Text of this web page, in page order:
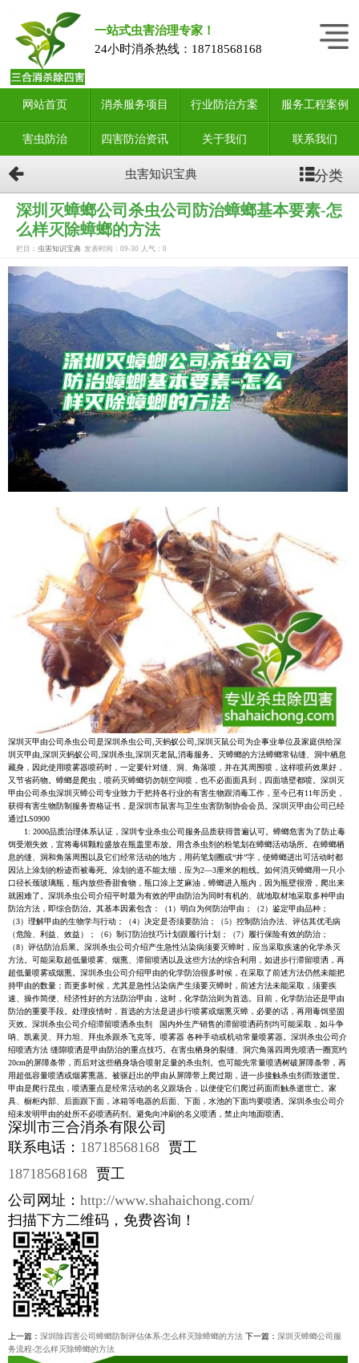
一站式虫害治理专家！
24小时消杀热线： 18718568168
网站首页 消杀服务项目 行业防治方案 服务工程案例
害虫防治 四害防治资讯 关于我们 联系我们
虫害知识宝典 分类
深圳灭蟑螂公司杀虫公司防治蟑螂基本要素-怎
么样灭除蟑螂的方法
栏目： 虫害知识宝典 发表时间：09-30 人气： 0
深圳灭甲由公司杀虫公司是深圳杀虫公司,灭蚂蚁公司,深圳灭鼠公司为企事业单位及家庭供给深
圳灭甲由,深圳灭蚂蚁公司,深圳杀虫,深圳灭老鼠,消毒服务。灭蟑螂的方法蟑螂常钻缝、洞中栖息
藏身，因此使用喷雾器喷药时，一定要针对缝、洞、角落喷，并在其周围喷，这样喷药效果好，
又节省药物。蟑螂是爬虫，喷药灭蟑螂切勿朝空间喷，也不必面面具到，四面墙壁都喷。深圳灭
甲由公司杀虫深圳灭蟑公司专业致力于把持各行业的有害生物跟消毒工作，至今已有11年历史，
获得有害生物防制服务资格证书，是深圳市鼠害与卫生虫害防制协会会员。深圳灭甲由公司已经
通过LS0900
1: 2000品质治理体系认证，深圳专业杀虫公司服务品质获得普遍认可。蟑螂危害为了防止毒
饵受潮失效，宜将毒铒颗粒盛放在瓶盖里布放。用含杀虫剂的粉笔划在蟑螂活动场所。在蟑螂栖
息的缝、洞和角落周围以及它们经常活动的地方，用药笔划圈或“井”字，使蟑螂进出可活动时都
因沾上涂划的粉迹而被毒死。涂划的道不能太细，应为2—3厘米的粗线。如何消灭蟑螂用一只小
口径长颈玻璃瓶，瓶内放些香甜食物，瓶口涂上芝麻油，蟑螂进入瓶内，因为瓶壁很滑，爬出来
就困难了。深圳杀虫公司介绍平时最为有效的甲由防治为同时有机的、就地取材地采取多种甲由
防治方法，即综合防治。其基本因素包含：（1）明白为何防治甲由；（2）鉴定甲由品种；
（3）理解甲由的生物学与行动；（4）决定是否须要防治；（5）控制防治办法、评估其优毛病
（危险、利益、效益）；（6）制订防治技巧计划跟履行计划；（7）履行保险有效的防治；
（8）评估防治后果。深圳杀虫公司介绍产生急性沾染病须要灭蟑时，应当采取疾速的化学杀灭
方法。可能采取超低量喷雾、烟熏、滞留喷洒以及这些方法的综合利用，如进步行滞留喷洒，再
超低量喷雾或烟熏。深圳杀虫公司介绍甲由的化学防治很多时候，在采取了前述方法仍然未能把
持甲由的数量；而更多时候，尤其是急性沾染病产生须要灭蟑时，前述方法未能采取，须要疾
速、操作简便、经济性好的方法防治甲由，这时，化学防治则为首选。目前，化学防治还是甲由
防治的重要手段。处理疫情时，首选的方法是进步行喷雾或烟熏灭蟑，必要的话，再用毒饵坚固
灭效。深圳杀虫公司介绍滞留喷洒杀虫剂 国内外生产销售的滞留喷洒药剂均可能采取，如斗争
呐、凯素灵、拜力坦、拜虫杀跟杀飞克等。喷雾器 各种手动或机动常量喷雾器。深圳杀虫公司介
绍喷洒方法 缝隙喷洒是甲由防治的重点技巧。在害虫栖身的裂缝、洞穴角落四周先喷洒一圈宽约
20cm的屏障条带，而后对这些栖身场合喷射足量的杀虫剂。也可能先常量喷洒树破屏障条带，再
用超低容量喷洒或烟雾熏蒸。被驱赶出的甲由从屏障带上爬过期，进一步接触杀虫剂而致逝世。
甲由是爬行昆虫，喷洒重点是经常活动的名义跟场合，以便使它们爬过药面而触杀逝世亡。家
具、橱柜内部、后面跟下面，冰箱等电器的后面、下面，水池的下面均要喷洒。深圳杀虫公司介
绍未发明甲由的处所不必喷洒药剂。避免向冲刷的名义喷洒，禁止向地面喷洒。
深圳市三合消杀有限公司
联系电话： 18718568168 贾工
18718568168 贾工
公司网址： http://www.shahaichong.com/
扫描下方二维码，免费咨询！
上一篇： 深圳除四害公司蟑螂防制评估体系-怎么样灭除蟑螂的方法 下一篇： 深圳灭蟑螂公司服
务流程-怎么样灭除蟑螂的方法